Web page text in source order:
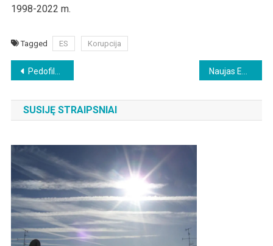
1998-2022 m.
Tagged ES Korupcija
Beitragsnavigation
Pedofilų sugrįžimas
SUSIJĘ STRAIPSNIAI